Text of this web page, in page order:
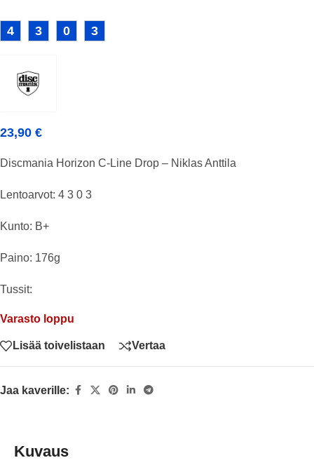
4 3 0 3
23,90 €
Discmania Horizon C-Line Drop – Niklas Anttila
Lentoarvot: 4 3 0 3
Kunto: B+
Paino: 176g
Tussit:
Varasto loppu
Lisää toivelistaan Vertaa
Jaa kaverille:
Kuvaus